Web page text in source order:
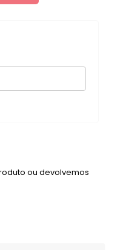
ou devolvemos